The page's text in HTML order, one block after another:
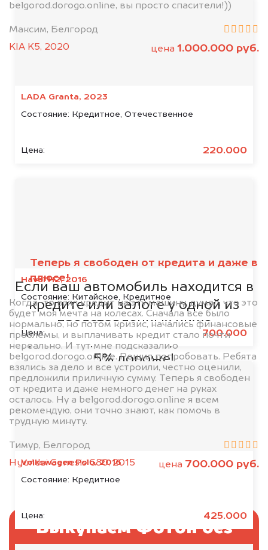
LADA Granta, 2023
Состояние: Кредитное, Отечественное
Цена: 220.000
Haval H2, 2016
Состояние: Китайское, Кредитное
Цена: 700.000
Volkswagen Polo, 2016
Состояние: Кредитное
Цена: 425.000
belgorod.dorogo.online, вы просто спасители!))
Максим, Белгород
KIA K5, 2020
цена 1.000.000 руб.
Теперь я свободен от кредита и даже в
плюсе!
Когда-то взял кредит на эту машину, думал, что это
будет моя мечта на колесах. Сначала все было
нормально, но потом кризис, начались финансовые
проблемы, и выплачивать кредит стало почти
нереально. И тут мне подсказали о
belgorod.dorogo.online. Решил попробовать. Ребята
взялись за дело и все устроили, честно оценили,
предложили приличную сумму. Теперь я свободен
от кредита и даже немного денег на руках
осталось. Ну а belgorod.dorogo.online я всем
рекомендую, они точно знают, как помочь в
трудную минуту.
Тимур, Белгород
Hyundai Genesis G80, 2015
цена 700.000 руб.
банками
Если ваш автомобиль находится в
кредите или залоге у одной из
представленных ниже
организаций, то мы купим его на
5% дороже!
Выкупаем Фотон без